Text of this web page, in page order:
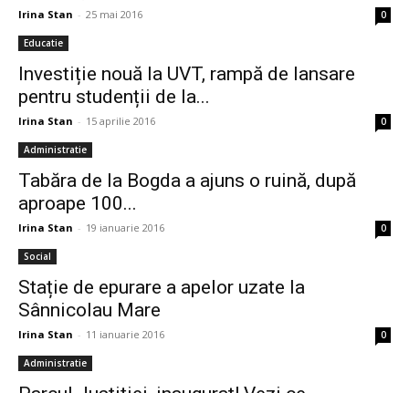
Irina Stan - 25 mai 2016 0
Educatie
Investiție nouă la UVT, rampă de lansare
pentru studenții de la...
Irina Stan - 15 aprilie 2016 0
Administratie
Tabăra de la Bogda a ajuns o ruină, după
aproape 100...
Irina Stan - 19 ianuarie 2016 0
Social
Stație de epurare a apelor uzate la
Sânnicolau Mare
Irina Stan - 11 ianuarie 2016 0
Administratie